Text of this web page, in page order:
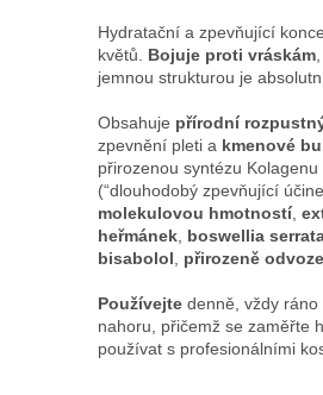
Hydratační a zpevňující
květů. Bojuje proti vráskám
jemnou strukturou je
Obsahuje přírodní
zpevnění pleti a kmenové
přirozenou syntézu
(“dlouhodobý zpevňující
molekulovou hmotností,
heřmánek boswellia
bisabolol
přirozeně
Používejte denně, vždy
nahoru, přičemž se zaměřte
používat s profesionálními